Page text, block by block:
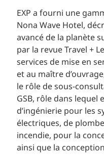
EXP a fourni une
Nona Wave Hotel,
avancé de la planète
par la revue Travel +
services de mise en
et au maître
le rôle de sous-
GSB, rôle dans lequel
d’ingénierie pour les
électriques, de
incendie, pour la
ainsi que la